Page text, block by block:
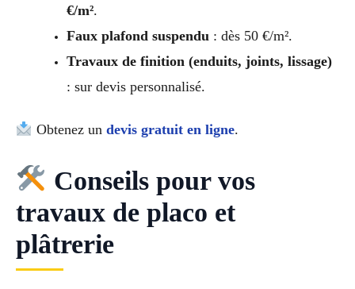
€/m².
Faux plafond suspendu: dès 50 €/m².
Travaux de finition (enduits, joints, lissage)
: sur devis personnalisé.
Obtenez un devis gratuit en ligne.
Conseils pour vos
travaux de placo et
plâtrerie